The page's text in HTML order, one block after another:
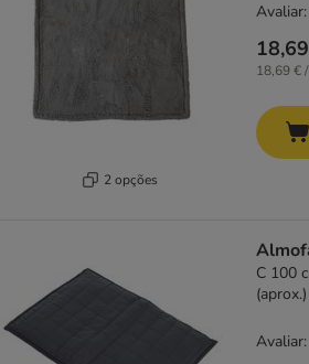
2 opções
18,69 €
C 100
(aprox.)